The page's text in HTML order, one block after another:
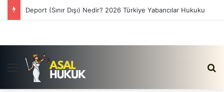
Deport (Sınır Dışı) Nedir? 2026 Türkiye Yabancılar Hukuku
Menü